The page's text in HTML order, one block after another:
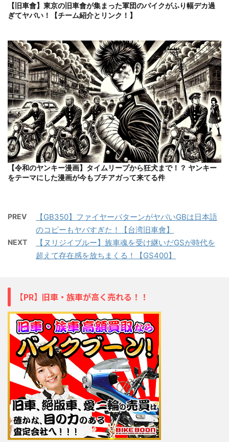
【旧車會】東京の旧車會が集まった軍団のバイクがふり幅デカ過
ぎてヤバい！【チーム紹介とリンク！】
【令和のヤンキー漫画】タイムリープから狂犬まで！？ ヤンキー
をテーマにした漫画が今もブチアガって来てる件
PREV
【GB350】ファイヤーパターンがヤバいGBは日本語
のコピーもヤバすぎた！【台湾旧車會】
NEXT
【ヌリジイブルー】族車魂を受け継いだGSが時代を
超えて存在感を放ちまくる！【GS400】
【PR】旧車・族車が高く売れる！！